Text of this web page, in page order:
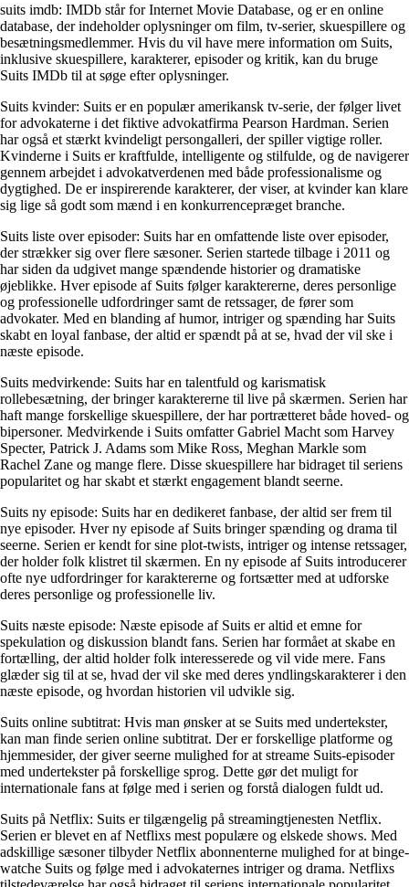
suits imdb: IMDb står for Internet Movie Database, og er en online
database, der indeholder oplysninger om film, tv-serier, skuespillere og
besætningsmedlemmer. Hvis du vil have mere information om Suits,
inklusive skuespillere, karakterer, episoder og kritik, kan du bruge
Suits IMDb til at søge efter oplysninger.
Suits kvinder: Suits er en populær amerikansk tv-serie, der følger livet
for advokaterne i det fiktive advokatfirma Pearson Hardman. Serien
har også et stærkt kvindeligt persongalleri, der spiller vigtige roller.
Kvinderne i Suits er kraftfulde, intelligente og stilfulde, og de navigerer
gennem arbejdet i advokatverdenen med både professionalisme og
dygtighed. De er inspirerende karakterer, der viser, at kvinder kan klare
sig lige så godt som mænd i en konkurrencepræget branche.
Suits liste over episoder: Suits har en omfattende liste over episoder,
der strækker sig over flere sæsoner. Serien startede tilbage i 2011 og
har siden da udgivet mange spændende historier og dramatiske
øjeblikke. Hver episode af Suits følger karaktererne, deres personlige
og professionelle udfordringer samt de retssager, de fører som
advokater. Med en blanding af humor, intriger og spænding har Suits
skabt en loyal fanbase, der altid er spændt på at se, hvad der vil ske i
næste episode.
Suits medvirkende: Suits har en talentfuld og karismatisk
rollebesætning, der bringer karaktererne til live på skærmen. Serien har
haft mange forskellige skuespillere, der har portrætteret både hoved- og
bipersoner. Medvirkende i Suits omfatter Gabriel Macht som Harvey
Specter, Patrick J. Adams som Mike Ross, Meghan Markle som
Rachel Zane og mange flere. Disse skuespillere har bidraget til seriens
popularitet og har skabt et stærkt engagement blandt seerne.
Suits ny episode: Suits har en dedikeret fanbase, der altid ser frem til
nye episoder. Hver ny episode af Suits bringer spænding og drama til
seerne. Serien er kendt for sine plot-twists, intriger og intense retssager,
der holder folk klistret til skærmen. En ny episode af Suits introducerer
ofte nye udfordringer for karaktererne og fortsætter med at udforske
deres personlige og professionelle liv.
Suits næste episode: Næste episode af Suits er altid et emne for
spekulation og diskussion blandt fans. Serien har formået at skabe en
fortælling, der altid holder folk interesserede og vil vide mere. Fans
glæder sig til at se, hvad der vil ske med deres yndlingskarakterer i den
næste episode, og hvordan historien vil udvikle sig.
Suits online subtitrat: Hvis man ønsker at se Suits med undertekster,
kan man finde serien online subtitrat. Der er forskellige platforme og
hjemmesider, der giver seerne mulighed for at streame Suits-episoder
med undertekster på forskellige sprog. Dette gør det muligt for
internationale fans at følge med i serien og forstå dialogen fuldt ud.
Suits på Netflix: Suits er tilgængelig på streamingtjenesten Netflix.
Serien er blevet en af ​​Netflixs mest populære og elskede shows. Med
adskillige sæsoner tilbyder Netflix abonnenterne mulighed for at binge-
watche Suits og følge med i advokaternes intriger og drama. Netflixs